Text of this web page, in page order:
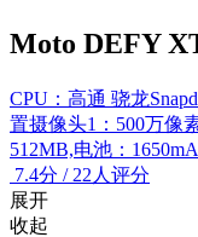
Moto DEFY
CPU：高通 骁龙
置摄像头1：500万像
512MB,电池：
7.4分 / 22人评分
展开
收起